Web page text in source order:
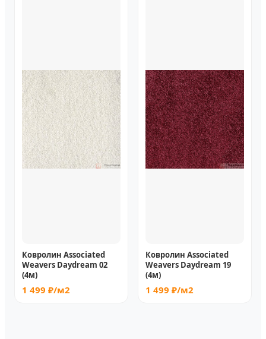
Ковролин Associated
Weavers Daydream 02
(4м)
1 499 ₽/м2
Ковролин Associated
Weavers Daydream 19
(4м)
1 499 ₽/м2